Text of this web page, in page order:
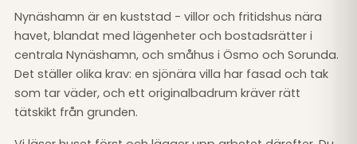
Nynäshamn är en kuststad - villor och fritidshus nära
havet, blandat med lägenheter och bostadsrätter i
centrala Nynäshamn, och småhus i Ösmo och Sorunda.
Det ställer olika krav: en sjönära villa har fasad och tak
som tar väder, och ett originalbadrum kräver rätt
tätskikt från grunden.